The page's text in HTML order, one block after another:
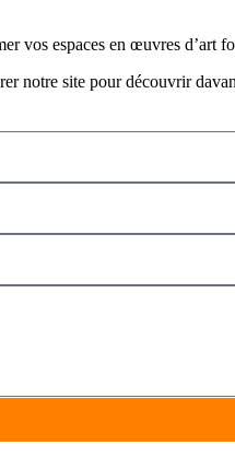
vos espaces en œuvres d’art
notre site pour découvrir